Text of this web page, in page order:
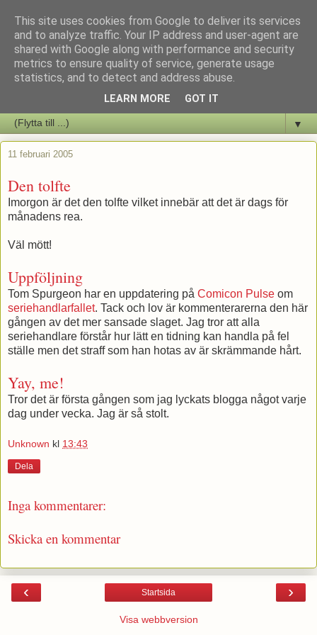
Staffars Seriers Blog
Vi skriver om serienyheter av alla de slag samt om vad som sker i
▼
11 februari 2005
Den tolfte
Imorgon är det den tolfte vilket innebär att det är dags för
månadens rea.
Väl mött!
Uppföljning
Tom Spurgeon har en uppdatering på Comicon Pulse om
seriehandlarfallet. Tack och lov är kommenterarerna den här
gången av det mer sansade slaget. Jag tror att alla
seriehandlare förstår hur lätt en tidning kan handla på fel
ställe men det straff som han hotas av är skrämmande hårt.
Yay, me!
Tror det är första gången som jag lyckats blogga något varje
dag under vecka. Jag är så stolt.
Unknown kl 13:43
Dela
Inga kommentarer:
Skicka en kommentar
‹ ›
Startsida
Visa webbversion
This site uses cookies from Google to deliver its services
and to analyze traffic. Your IP address and user-agent are
shared with Google along with performance and security
metrics to ensure quality of service, generate usage
statistics, and to detect and address abuse.
LEARN MORE GOT IT